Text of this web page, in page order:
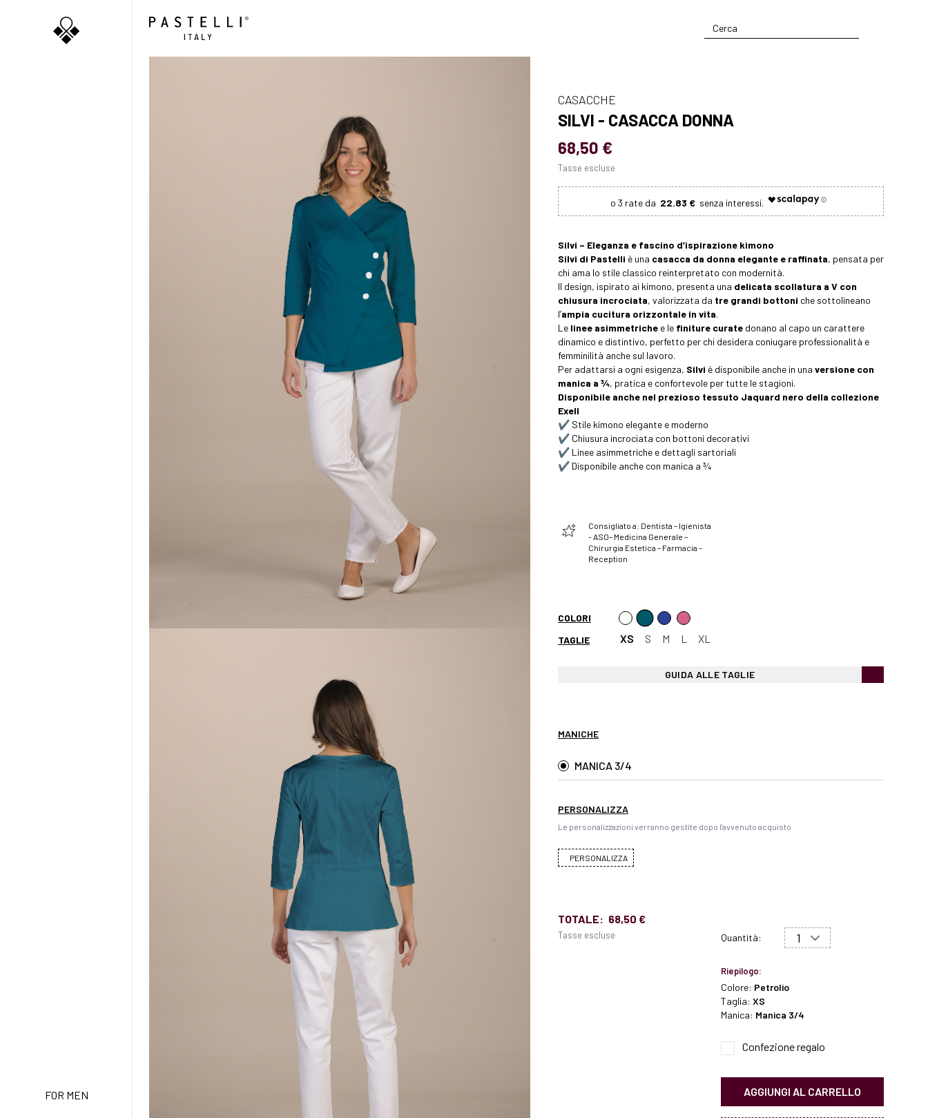
FOR MEN
CASACCHE
SILVI - CASACCA DONNA
68,50 €
Tasse escluse
22.83 €
Silvi – Eleganza e fascino d’ispirazione kimono
Silvi di Pastelli è una casacca da donna elegante e raffinata, pensata per
chi ama lo stile classico reinterpretato con modernità.
Il design, ispirato ai kimono, presenta una delicata scollatura a V con
chiusura incrociata, valorizzata da tre grandi bottoni che sottolineano
l’ampia cucitura orizzontale in vita.
Le linee asimmetriche e le finiture curate donano al capo un carattere
dinamico e distintivo, perfetto per chi desidera coniugare professionalità e
femminilità anche sul lavoro.
Per adattarsi a ogni esigenza, Silvi è disponibile anche in una versione con
manica a ¾, pratica e confortevole per tutte le stagioni.
Disponibile anche nel prezioso tessuto Jaquard nero della collezione
Exell
✔️ Stile kimono elegante e moderno
✔️ Chiusura incrociata con bottoni decorativi
✔️ Linee asimmetriche e dettagli sartoriali
✔️ Disponibile anche con manica a ¾
Consigliato a: Dentista – Igienista
- ASO– Medicina Generale –
Chirurgia Estetica – Farmacia -
Reception
COLORI
TAGLIE
XS S M L XL
GUIDA ALLE TAGLIE
MANICHE
MANICA 3/4
PERSONALIZZA
Le personalizzazioni verranno gestite dopo l'avvenuto acquisto
PERSONALIZZA
TOTALE: 68,50 €
Tasse escluse Quantità:
Riepilogo:
Colore: Petrolio
Taglia: XS
Manica: Manica 3/4
Confezione regalo
AGGIUNGI AL CARRELLO